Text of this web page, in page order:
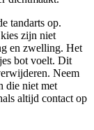
tandarts op.
zijn niet
en zwelling. Het
bot voelt. Dit
Neem
die niet met
altijd contact op